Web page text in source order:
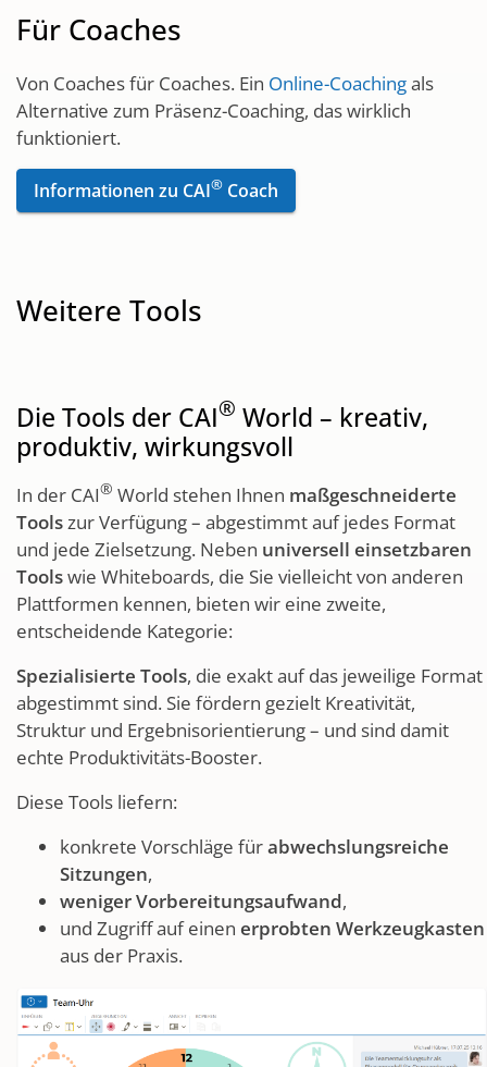
Für Coaches
Von Coaches für Coaches. Ein Online-Coachingals
Alternative zum Präsenz-Coaching, das wirklich
funktioniert.
Informationen zu CAI® Coach
Weitere Tools
Die Tools der CAI® World – kreativ,
produktiv, wirkungsvoll
In der CAI® World stehen Ihnen maßgeschneiderte
Toolszur Verfügung – abgestimmt auf jedes Format
und jede Zielsetzung. Neben universell einsetzbaren
Toolswie Whiteboards, die Sie vielleicht von anderen
Plattformen kennen, bieten wir eine zweite,
entscheidende Kategorie:
Spezialisierte Tools, die exakt auf das jeweilige Format
abgestimmt sind. Sie fördern gezielt Kreativität,
Struktur und Ergebnisorientierung – und sind damit
echte Produktivitäts-Booster.
Diese Tools liefern:
konkrete Vorschläge fürabwechslungsreiche
Sitzungen,
weniger Vorbereitungsaufwand,
und Zugriff auf einen erprobten Werkzeugkasten
aus der Praxis.